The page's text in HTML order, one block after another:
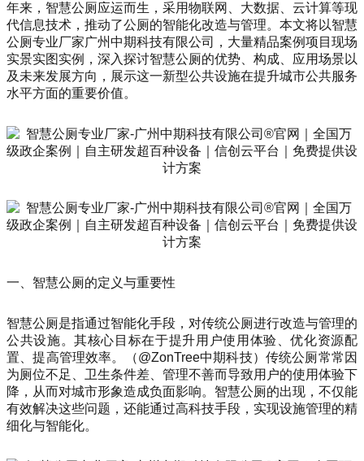
年来，智慧公厕应运而生，采用物联网、大数据、云计算等现
代信息技术，推动了公厕的智能化改造与管理。本文将以智慧
公厕专业厂家广州中期科技有限公司，大量精品案例项目现场
实景实图实例，深入探讨智慧公厕的优势、构成、应用场景以
及未来发展方向，展示这一新型公共设施在提升城市公共服务
水平方面的重要价值。
一、智慧公厕的定义与重要性
智慧公厕是指通过智能化手段，对传统公厕进行改造与管理的
公共设施。其核心目标在于提升用户使用体验、优化资源配
置、提高管理效率。（@ZonTree中期科技）传统公厕常常因
为厕位不足、卫生条件差、管理不善而导致用户的使用体验下
降，从而对城市形象造成负面影响。智慧公厕的出现，不仅能
有效解决这些问题，还能通过高科技手段，实现设施管理的精
细化与智能化。